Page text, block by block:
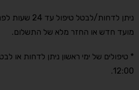
ניתן לדחות/
מועד חדש או החזר מלא של התשלום.
* טיפולים של ימי ראשון ניתן לדחות או
12:00.